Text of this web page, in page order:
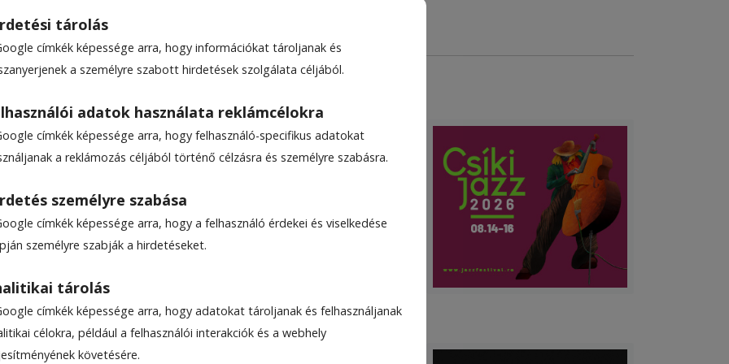
tárolás
címkék képessége arra, hogy információkat tároljanak és
a személyre szabott hirdetések szolgálata céljából.
adatok használata reklámcélokra
címkék képessége arra, hogy felhasználó-specifikus adatokat
a reklámozás céljából történő célzásra és személyre szabásra.
személyre szabása
címkék képessége arra, hogy a felhasználó érdekei és viselkedése
személyre szabják a hirdetéseket.
tárolás
címkék képessége arra, hogy adatokat tároljanak és felhasználjanak
célokra, például a felhasználói interakciók és a webhely
követésére.
munka van
wellnessben
találatokban a Hargita Népe elöl legyen!